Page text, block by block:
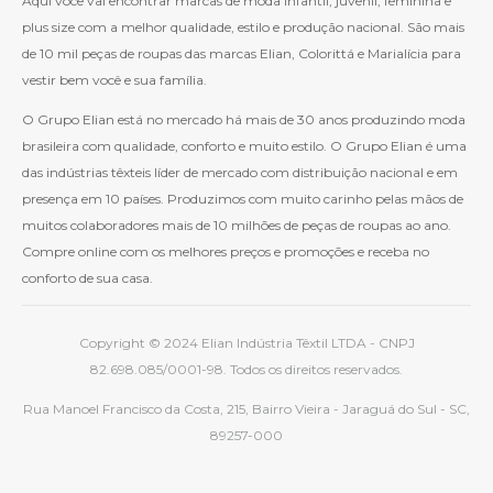
plus size com a melhor qualidade, estilo e produção nacional. São mais
de 10 mil peças de roupas das marcas Elian, Colorittá e Marialícia para
vestir bem você e sua família.
O Grupo Elian está no mercado há mais de 30 anos produzindo moda
brasileira com qualidade, conforto e muito estilo. O Grupo Elian é uma
das indústrias têxteis líder de mercado com distribuição nacional e em
presença em 10 países. Produzimos com muito carinho pelas mãos de
muitos colaboradores mais de 10 milhões de peças de roupas ao ano.
Compre online com os melhores preços e promoções e receba no
conforto de sua casa.
Copyright © 2024 Elian Indústria Têxtil LTDA - CNPJ
82.698.085/0001-98. Todos os direitos reservados.
Rua Manoel Francisco da Costa, 215, Bairro Vieira - Jaraguá do Sul - SC,
89257-000